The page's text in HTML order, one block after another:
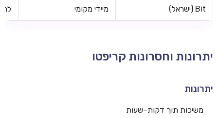
Bit (ישראל) מיידי מקומי
יתרונות וחסרונות קריפטו
יתרונות
משיכות תוך דקות–שעות